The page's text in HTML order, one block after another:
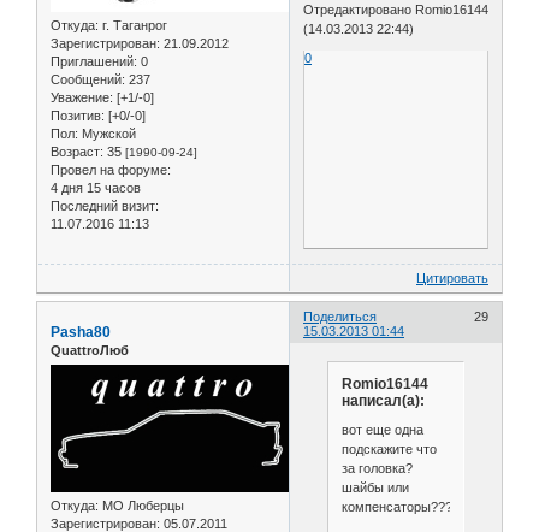
Откуда: г. Таганрог
Зарегистрирован: 21.09.2012
Приглашений: 0
Сообщений: 237
Уважение: [+1/-0]
Позитив: [+0/-0]
Пол: Мужской
Возраст: 35 [1990-09-24]
Провел на форуме:
4 дня 15 часов
Последний визит:
11.07.2016 11:13
Отредактировано Romio16144
(14.03.2013 22:44)
0
Цитировать
Поделиться
29
15.03.2013 01:44
Pasha80
QuattroЛюб
Откуда: МО Люберцы
Зарегистрирован: 05.07.2011
Romio16144
написал(а):
вот еще одна
подскажите что
за головка?
шайбы или
компенсаторы???